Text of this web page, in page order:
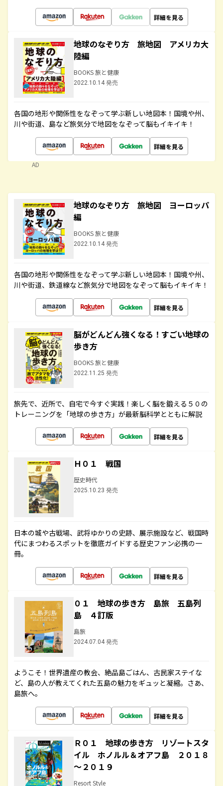
詳細を見る
地球のなぞり方 旅地図 アメリカ大
陸編
BOOKS 旅と健康
2022.10.14 発売
各国の地形や関係性をなぞって学ぶ新しい地図本！国境や州、
川や街道、島など旅気分で地図をなぞって脳もイキイキ！
詳細を見る
AD
地球のなぞり方 旅地図 ヨーロッパ
編
BOOKS 旅と健康
2022.10.14 発売
各国の地形や関係性をなぞって学ぶ新しい地図本！国境や州、
川や街道、鉄道線など旅気分で地図をなぞって脳もイキイキ！
詳細を見る
脳がどんどん強くなる！すごい地球の
歩き方
BOOKS 旅と健康
2022.11.25 発売
旅先で、近所で、自宅で今すぐ実践！楽しく脳を鍛える５０の
トレーニングを「地球の歩き方」が最新脳科学とともに解説
詳細を見る
Ｈ０１ 戦国
歴史時代
2025.10.23 発売
日本の城や古戦場、武将ゆかりの史跡、展示施設など、戦国時
代にまつわるスポットを徹底ガイドする歴史ファン必携の一
冊。
詳細を見る
０１ 地球の歩き方 島旅 五島列
島 ４訂版
島旅
2024.07.04 発売
ようこそ！世界遺産の教会、絶品島ごはん、古民家ステイな
ど、島の人が教えてくれた五島の魅力をギュッと凝縮。さあ、
島旅へ。
詳細を見る
Ｒ０１ 地球の歩き方 リゾートスタ
イル ホノルル＆オアフ島 ２０１８
～２０１９
Resort Style